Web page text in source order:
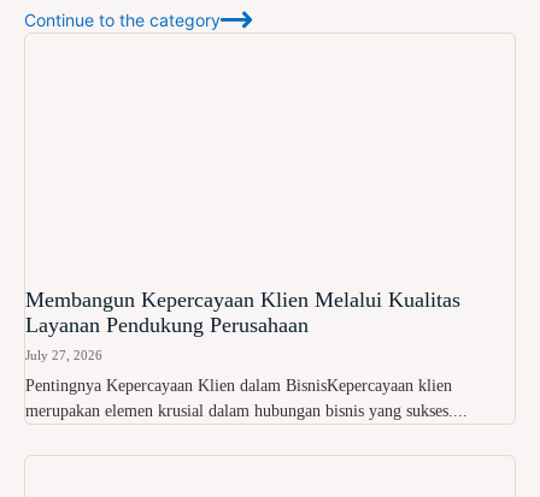
Continue to the category
Membangun Kepercayaan Klien Melalui Kualitas
Layanan Pendukung Perusahaan
July 27, 2026
Pentingnya Kepercayaan Klien dalam BisnisKepercayaan klien
merupakan elemen krusial dalam hubungan bisnis yang sukses....